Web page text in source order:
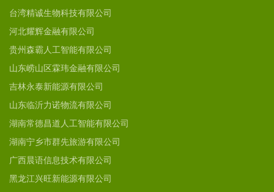
台湾精诚生物科技有限公司
河北耀辉金融有限公司
贵州森霸人工智能有限公司
山东崂山区霖玮金融有限公司
吉林永泰新能源有限公司
山东临沂力诺物流有限公司
湖南常德昌道人工智能有限公司
湖南宁乡市群先旅游有限公司
广西晨语信息技术有限公司
黑龙江兴旺新能源有限公司